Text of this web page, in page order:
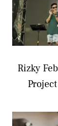
Rizky